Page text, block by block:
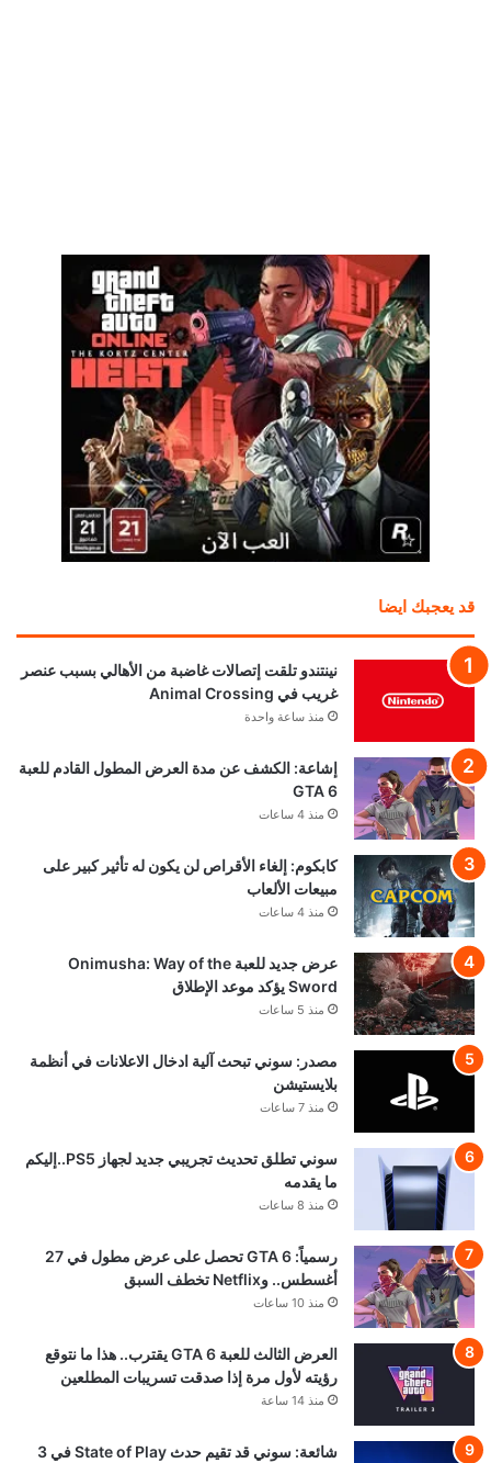
قد يعجبك ايضا
نينتندو تلقت إتصالات غاضبة من الأهالي بسبب عنصر
غريب في Animal Crossing
منذ ساعة واحدة
إشاعة: الكشف عن مدة العرض المطول القادم للعبة
GTA 6
منذ 4 ساعات
كابكوم: إلغاء الأقراص لن يكون له تأثير كبير على
مبيعات الألعاب
منذ 4 ساعات
عرض جديد للعبة Onimusha: Way of the
Sword يؤكد موعد الإطلاق
منذ 5 ساعات
مصدر: سوني تبحث آلية ادخال الاعلانات في أنظمة
بلايستيشن
منذ 7 ساعات
سوني تطلق تحديث تجريبي جديد لجهاز PS5..إليكم
ما يقدمه
منذ 8 ساعات
رسمياً: GTA 6 تحصل على عرض مطول في 27
أغسطس.. وNetflix تخطف السبق
منذ 10 ساعات
العرض الثالث للعبة GTA 6 يقترب.. هذا ما نتوقع
رؤيته لأول مرة إذا صدقت تسريبات المطلعين
منذ 14 ساعة
شائعة: سوني قد تقيم حدث State of Play في 3